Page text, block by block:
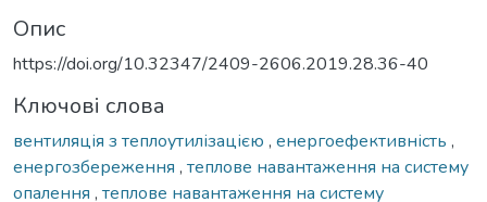
Опис
https://doi.org/10.32347/2409-2606.2019.28.36-40
Ключові слова
вентиляція з теплоутилізацією , енергоефективність ,
енергозбереження , теплове навантаження на систему
опалення , теплове навантаження на систему